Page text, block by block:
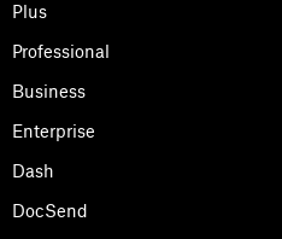
Plus
Professional
Business
Enterprise
Dash
DocSend